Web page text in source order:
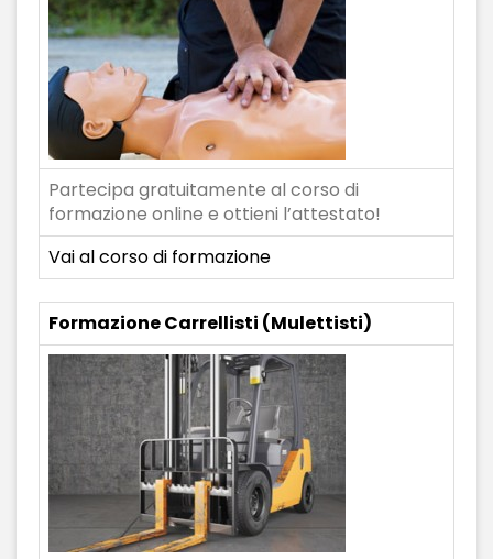
Partecipa gratuitamente al corso di
formazione online e ottieni l’attestato!
Vai al corso di formazione
Formazione Carrellisti (Mulettisti)